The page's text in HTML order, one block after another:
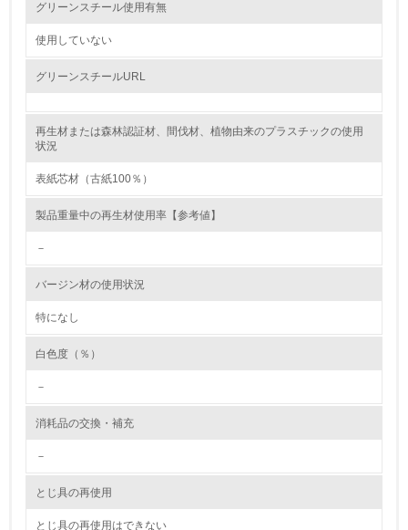
レベル2
環境取り組み体制と成果を定期的に検証して次の活動に活
境対策を理解し、実践している
環境活動に関する規格やプログラムを導入している
2.環境への取り組み
グリーンスチール使用有無
使用していない
グリーンスチールURL
再生材または森林認証材、間伐材、植物由来のプラスチックの使用
状況
表紙芯材（古紙100％）
製品重量中の再生材使用率【参考値】
－
バージン材の使用状況
特になし
白色度（％）
－
消耗品の交換・補充
－
とじ具の再使用
とじ具の再使用はできない